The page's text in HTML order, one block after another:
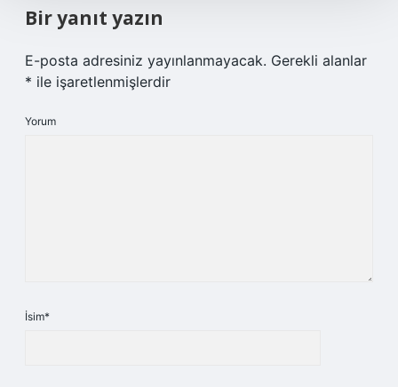
Bir yanıt yazın
E-posta adresiniz yayınlanmayacak. Gerekli alanlar
* ile işaretlenmişlerdir
Yorum
İsim*